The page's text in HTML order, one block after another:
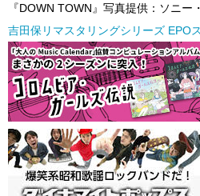
『DOWN TOWN』写真提供：ソニー
吉田保リマスタリングシリーズ EPO